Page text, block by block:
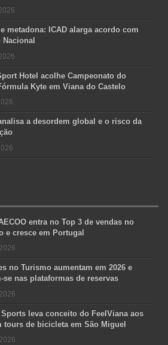
metadona: ICAD alarga acordo com
Hotel acolhe Campeonato do
Kyte em Viana do Castelo
a desordem global e o risco da
entra no Top 3 de vendas no
e cresce em Portugal
no Turismo aumentam em 2026 e
se nas plataformas de reservas
leva conceito do FeelViana aos
tours de bicicleta em São Miguel